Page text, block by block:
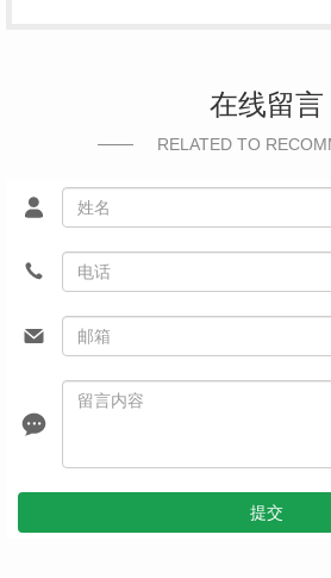
在线留言
RELATED TO
提交